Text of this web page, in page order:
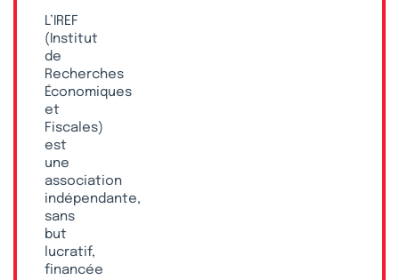
L’IREF
(Institut
de
Recherches
Économiques
et
Fiscales)
est
une
association
indépendante,
sans
but
lucratif,
financée